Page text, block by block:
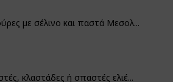
με σέλινο και παστά Μεσολ...
κλαστάδες ή σπαστές ελιέ...